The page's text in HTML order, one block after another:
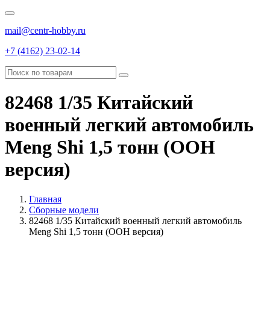
mail@centr-hobby.ru
+7 (4162) 23-02-14
82468 1/35 Китайский
военный легкий автомобиль
Meng Shi 1,5 тонн (ООН
версия)
Главная
Сборные модели
82468 1/35 Китайский военный легкий автомобиль
Meng Shi 1,5 тонн (ООН версия)